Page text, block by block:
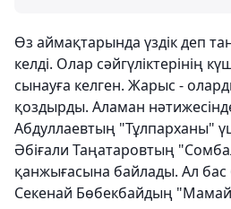
Өз аймақтарында үздік деп
келді. Олар сәйгүліктерінің
сынауға келген. Жарыс -
қоздырды. Аламан
Абдуллаевтың "Тұлпарханы"
Әбіғали Таңатаровтың
қанжығасына байлады. Ал
Секенай Бөбекбайдың